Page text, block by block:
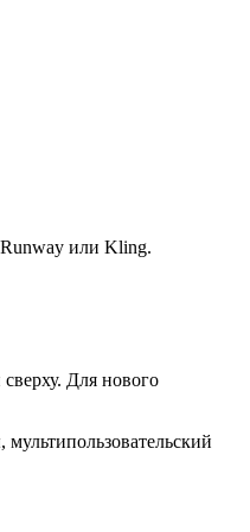
или Kling.
Для нового